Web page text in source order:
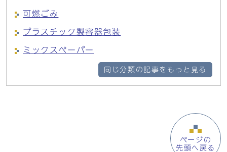
可燃ごみ
プラスチック製容器包装
ミックスペーパー
同じ分類の記事をもっと見る
ページの
先頭へ戻る